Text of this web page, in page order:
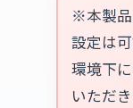
※本製品
設定は
環境下
いただ